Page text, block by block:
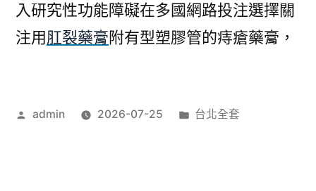
入研究性功能障礙在多國網路投注選擇關
注用肛裂藥膏附有型塑膠管的痔瘡藥膏，
作
admin 2026-07-25
分
台北全套